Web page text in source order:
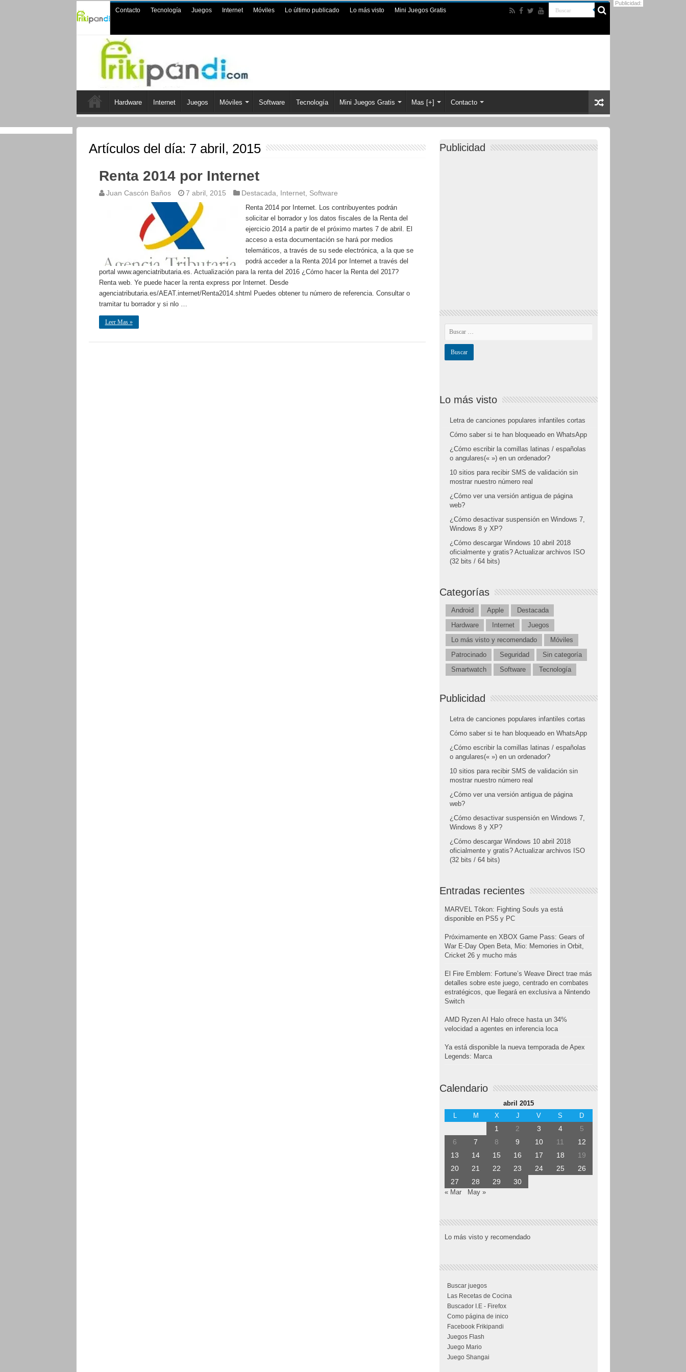
Contacto Tecnología Juegos Internet Móviles Lo último publicado Lo más visto Mini Juegos Gratis
Hardware Internet Juegos Móviles Software Tecnología Mini Juegos Gratis Mas [+] Contacto
Artículos del día: 7 abril, 2015
Renta 2014 por Internet
Juan Cascón Baños 7 abril, 2015 Destacada Internet, Software
Renta 2014 por Internet. Los contribuyentes podrán
solicitar el borrador y los datos fiscales de la Renta del
ejercicio 2014 a partir de el próximo martes 7 de abril. El
acceso a esta documentación se hará por medios
telemáticos, a través de su sede electrónica, a la que se
podrá acceder a la Renta 2014 por Internet a través del
portal www.agenciatributaria.es. Actualización para la renta del 2016 ¿Cómo hacer la Renta del 2017?
Renta web. Ye puede hacer la renta express por Internet. Desde
agenciatributaria.es/AEAT.internet/Renta2014.shtml Puedes obtener tu número de referencia. Consultar o
tramitar tu borrador y si nlo …
Leer Mas »
Publicidad
Lo más visto
Letra de canciones populares infantiles cortas
Cómo saber si te han bloqueado en WhatsApp
¿Cómo escribir la comillas latinas / españolas
o angulares(« ») en un ordenador?
10 sitios para recibir SMS de validación sin
mostrar nuestro número real
¿Cómo ver una versión antigua de página
web?
¿Cómo desactivar suspensión en Windows 7,
Windows 8 y XP?
¿Cómo descargar Windows 10 abril 2018
oficialmente y gratis? Actualizar archivos ISO
(32 bits / 64 bits)
Categorías
Android Apple
Destacada
Hardware
Internet
Juegos
Lo más visto y recomendado
Móviles
Patrocinado
Seguridad
Sin categoría
Smartwatch
Software Tecnología
Publicidad
Letra de canciones populares infantiles cortas
Cómo saber si te han bloqueado en WhatsApp
¿Cómo escribir la comillas latinas / españolas
o angulares(« ») en un ordenador?
10 sitios para recibir SMS de validación sin
mostrar nuestro número real
¿Cómo ver una versión antigua de página
web?
¿Cómo desactivar suspensión en Windows 7,
Windows 8 y XP?
¿Cómo descargar Windows 10 abril 2018
oficialmente y gratis? Actualizar archivos ISO
(32 bits / 64 bits)
Entradas recientes
MARVEL Tōkon: Fighting Souls ya está
disponible en PS5 y PC
Próximamente en XBOX Game Pass: Gears of
War E-Day Open Beta, Mio: Memories in Orbit,
Cricket 26 y mucho más
El Fire Emblem: Fortune’s Weave Direct trae más
detalles sobre este juego, centrado en combates
estratégicos, que llegará en exclusiva a Nintendo
Switch
AMD Ryzen AI Halo ofrece hasta un 34%
velocidad a agentes en inferencia loca
Ya está disponible la nueva temporada de Apex
Legends: Marca
Calendario
abril 2015
L
M X J V S D
1 2 3 4
5
6
7 8 9 10 11
12
13
14 15 16 17 18
19
20
21 22 23 24 25
26
27
28 29 30
« Mar May »
Lo más visto y recomendado
Buscar juegos
Las Recetas de Cocina
Buscador I.E - Firefox
Como página de inico
Facebook Frikipandi
Juegos Flash
Juego Mario
Juego Shangai
Publicidad: